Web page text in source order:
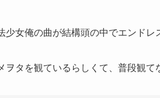
少女俺の曲が結構頭の中でエンド
ヲタを観ているらしくて、普段観